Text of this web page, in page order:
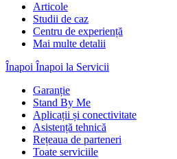
Articole
Studii de caz
Centru de experiență
Mai multe detalii
Înapoi Înapoi la Servicii
Garanție
Stand By Me
Aplicații și conectivitate
Asistență tehnică
Rețeaua de parteneri
Toate serviciile